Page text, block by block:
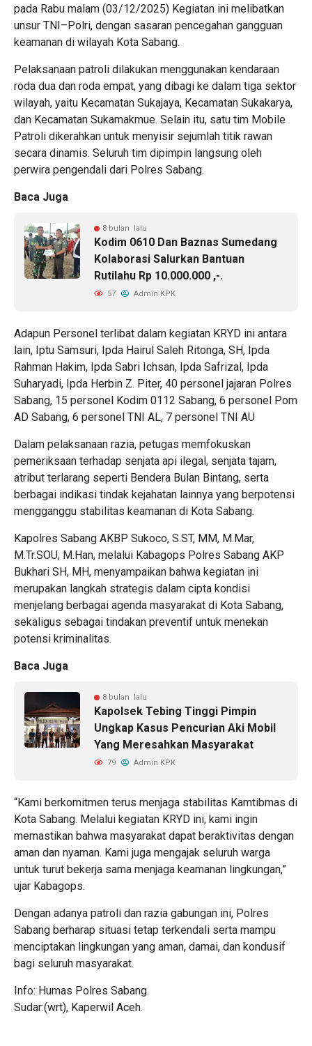
pada Rabu malam (03/12/2025) Kegiatan ini melibatkan
unsur TNI–Polri, dengan sasaran pencegahan gangguan
keamanan di wilayah Kota Sabang.
Pelaksanaan patroli dilakukan menggunakan kendaraan
roda dua dan roda empat, yang dibagi ke dalam tiga sektor
wilayah, yaitu Kecamatan Sukajaya, Kecamatan Sukakarya,
dan Kecamatan Sukamakmue. Selain itu, satu tim Mobile
Patroli dikerahkan untuk menyisir sejumlah titik rawan
secara dinamis. Seluruh tim dipimpin langsung oleh
perwira pengendali dari Polres Sabang.
Baca Juga
8 bulan lalu
Kodim 0610 Dan Baznas Sumedang
Kolaborasi Salurkan Bantuan
Rutilahu Rp 10.000.000 ,-.
57 Admin KPK
Adapun Personel terlibat dalam kegiatan KRYD ini antara
lain, Iptu Samsuri, Ipda Hairul Saleh Ritonga, SH, Ipda
Rahman Hakim, Ipda Sabri Ichsan, Ipda Safrizal, Ipda
Suharyadi, Ipda Herbin Z. Piter, 40 personel jajaran Polres
Sabang, 15 personel Kodim 0112 Sabang, 6 personel Pom
AD Sabang, 6 personel TNI AL, 7 personel TNI AU
Dalam pelaksanaan razia, petugas memfokuskan
pemeriksaan terhadap senjata api ilegal, senjata tajam,
atribut terlarang seperti Bendera Bulan Bintang, serta
berbagai indikasi tindak kejahatan lainnya yang berpotensi
mengganggu stabilitas keamanan di Kota Sabang.
Kapolres Sabang AKBP Sukoco, S.ST, MM, M.Mar,
M.Tr.SOU, M.Han, melalui Kabagops Polres Sabang AKP
Bukhari SH, MH, menyampaikan bahwa kegiatan ini
merupakan langkah strategis dalam cipta kondisi
menjelang berbagai agenda masyarakat di Kota Sabang,
sekaligus sebagai tindakan preventif untuk menekan
potensi kriminalitas.
Baca Juga
8 bulan lalu
Kapolsek Tebing Tinggi Pimpin
Ungkap Kasus Pencurian Aki Mobil
Yang Meresahkan Masyarakat
79 Admin KPK
“Kami berkomitmen terus menjaga stabilitas Kamtibmas di
Kota Sabang. Melalui kegiatan KRYD ini, kami ingin
memastikan bahwa masyarakat dapat beraktivitas dengan
aman dan nyaman. Kami juga mengajak seluruh warga
untuk turut bekerja sama menjaga keamanan lingkungan,”
ujar Kabagops.
Dengan adanya patroli dan razia gabungan ini, Polres
Sabang berharap situasi tetap terkendali serta mampu
menciptakan lingkungan yang aman, damai, dan kondusif
bagi seluruh masyarakat.
Info: Humas Polres Sabang.
Sudar:(wrt), Kaperwil Aceh.